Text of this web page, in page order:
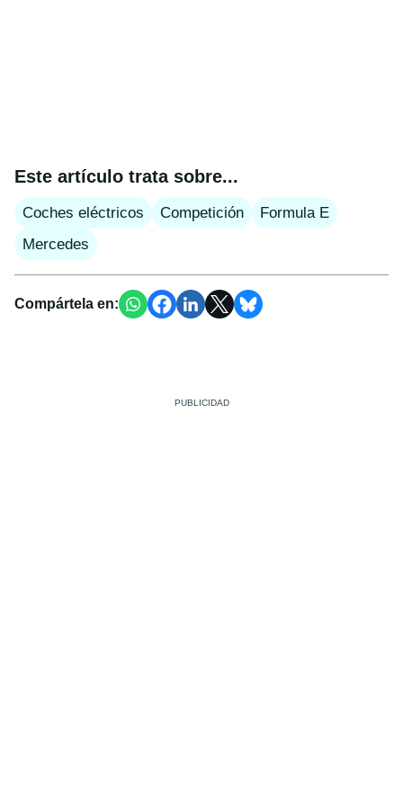
Este artículo trata sobre...
Coches eléctricos Competición
Formula E
Mercedes
Compártela en: